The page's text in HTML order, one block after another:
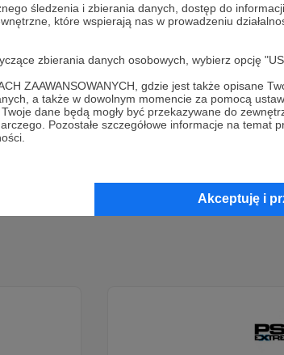
śledzenia i zbierania danych, dostęp do
które wspierają nas w prowadzeniu
zbierania danych osobowych, wybierz opcję
ZAAWANSOWANYCH, gdzie jest także opisane
a także w dowolnym momencie za pomocą
dane będą mogły być przekazywane do
Pozostałe szczegółowe informacje na temat
Akceptuję i
AutoraOkiem Devajuż teraz!
Zostań Patronem